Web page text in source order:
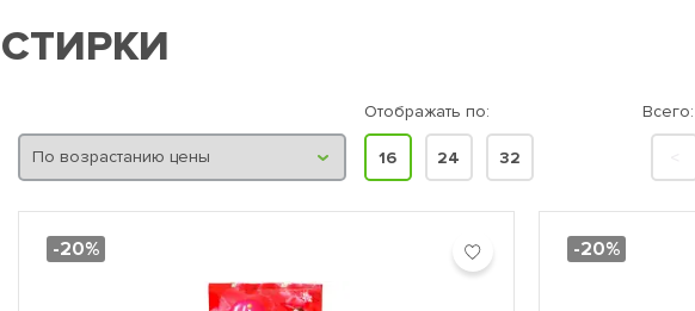
Отображать по:
16 24 32
Всего:
-20% -20%